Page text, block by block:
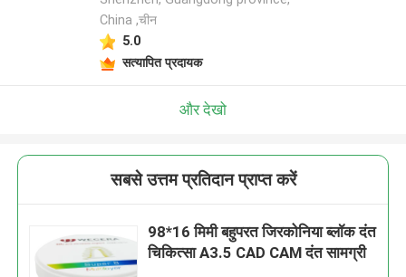
China ,चीन
5.0
सत्यापित प्रदायक
और देखो
सबसे उत्तम प्रतिदान प्राप्त करें
98*16 मिमी बहुपरत जिरकोनिया ब्लॉक दंत
चिकित्सा A3.5 CAD CAM दंत सामग्री